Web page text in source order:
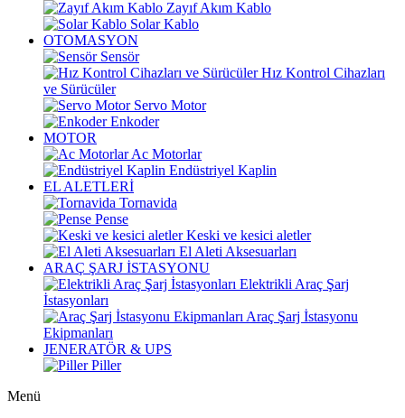
Zayıf Akım Kablo
Solar Kablo
OTOMASYON
Sensör
Hız Kontrol Cihazları
ve Sürücüler
Servo Motor
Enkoder
MOTOR
Ac Motorlar
Endüstriyel Kaplin
EL ALETLERİ
Tornavida
Pense
Keski ve kesici aletler
El Aleti Aksesuarları
ARAÇ ŞARJ İSTASYONU
Elektrikli Araç Şarj
İstasyonları
Araç Şarj İstasyonu
Ekipmanları
JENERATÖR & UPS
Piller
Menü